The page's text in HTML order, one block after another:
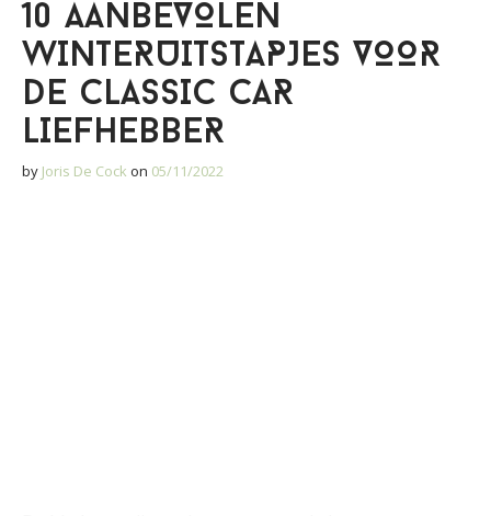
10 AANBEVOLEN
WINTERUITSTAPJES VOOR
DE CLASSIC CAR
LIEFHEBBER
by Joris De Cock on 05/11/2022